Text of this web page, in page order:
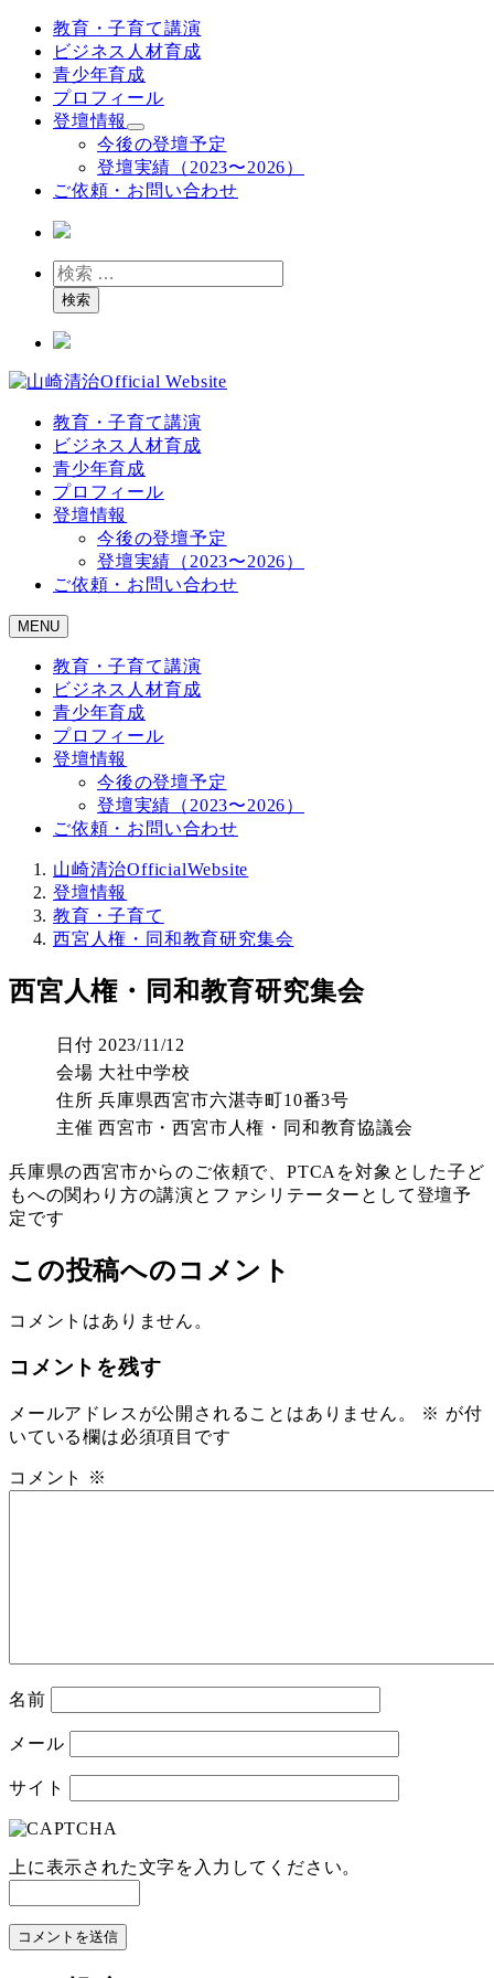
教育・子育て講演
ビジネス人材育成
青少年育成
プロフィール
登壇情報
今後の登壇予定
登壇実績（2023〜2026）
ご依頼・お問い合わせ
検
索検索
教育・子育て講演
ビジネス人材育成
青少年育成
プロフィール
登壇情報
今後の登壇予定
登壇実績（2023〜2026）
ご依頼・お問い合わせ
MENU
教育・子育て講演
ビジネス人材育成
青少年育成
プロフィール
登壇情報
今後の登壇予定
登壇実績（2023〜2026）
ご依頼・お問い合わせ
山崎清治OfficialWebsite
登壇情報
教育・子育て
西宮人権・同和教育研究集会
西宮人権・同和教育研究集会
日付 2023/11/12
会場 大社中学校
住所 兵庫県西宮市六湛寺町10番3号
主催 西宮市・西宮市人権・同和教育協議会
兵庫県の西宮市からのご依頼で、PTCAを対象とした子ど
もへの関わり方の講演とファシリテーターとして登壇予
定です
この投稿へのコメント
コメントはありません。
コメントを残す
メールアドレスが公開されることはありません。 ※ が付
いている欄は必須項目です
コメント ※
名前
メール
サイト
上に表示された文字を入力してください。